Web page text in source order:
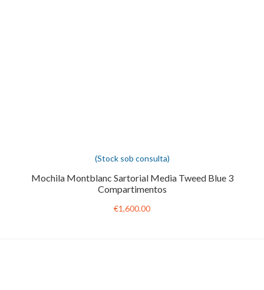
(Stock sob consulta)
Mochila Montblanc Sartorial Media Tweed Blue 3
Compartimentos
€1,600.00